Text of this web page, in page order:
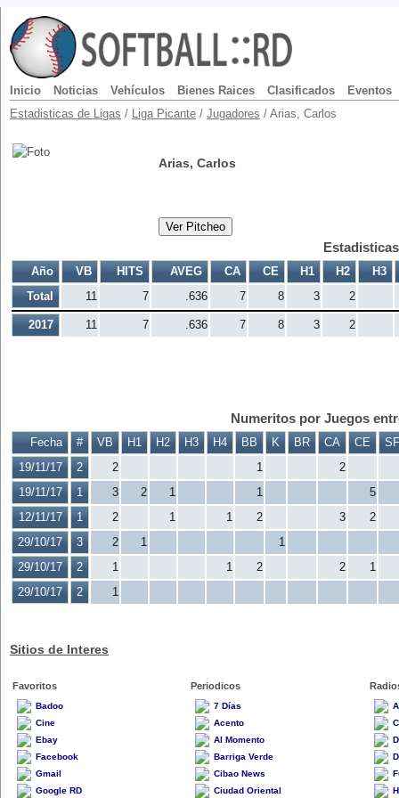
Inicio Noticias Vehículos Bienes Raices Clasificados
Eventos
Estadisticas de Ligas / Liga Picante / Jugadores / Arias, Carlos
Arias, Carlos
Ver Pitcheo
Año VB HITS AVEG CA CE H1 H2
H3
Total
11 7 .636 7 8 3 2
2017 11 7 .636 7 8 3 2
Numeritos por Juegos
Fecha # VB H1 H2 H3 H4 BB K BR CA CE
SF
19/11/17
2 2 1
2
19/11/17
1 3 2 1 1
5
12/11/17
1 2 1 1 2 3
2
29/10/17
3 2 1
1
29/10/17
2 1 1 2 2
1
29/10/17
2 1
Sitios de Interes
Favoritos
Badoo
Cine
Ebay
Facebook
Gmail
Google RD
Periodicos
7 Días
Acento
Al Momento
Barriga Verde
Cibao News
Ciudad Oriental